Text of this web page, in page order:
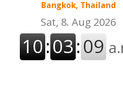
Bangkok, Thailand